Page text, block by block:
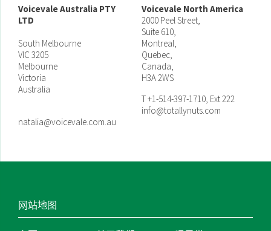
Voicevale Australia PTY
LTD
South Melbourne
VIC 3205
Melbourne
Victoria
Australia
natalia@voicevale.com.au
Voicevale North America
2000 Peel Street,
Suite 610,
Montreal,
Quebec,
Canada,
H3A 2WS
T +1-514-397-1710, Ext 222
info@totallynuts.com
网站地图